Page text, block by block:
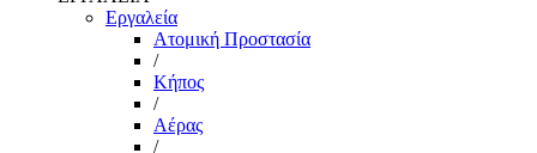
Εργαλεία
Aτομική Προστασία
/
Kήπος
/
Αέρας
/